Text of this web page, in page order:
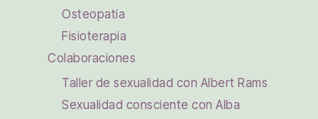
Osteopatía
Fisioterapia
Colaboraciones
Taller de sexualidad con Albert Rams
Sexualidad consciente con Alba